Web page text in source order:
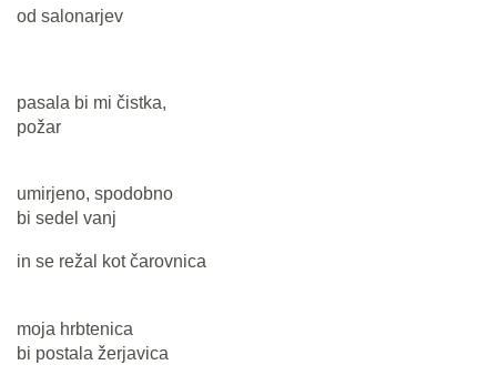
od salonarjev
pasala bi mi čistka,
požar
umirjeno, spodobno
bi sedel vanj
in se režal kot čarovnica
moja hrbtenica
bi postala žerjavica